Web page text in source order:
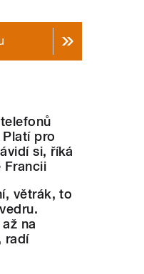
pro
si, říká
Francii
větrák, to
na
radí